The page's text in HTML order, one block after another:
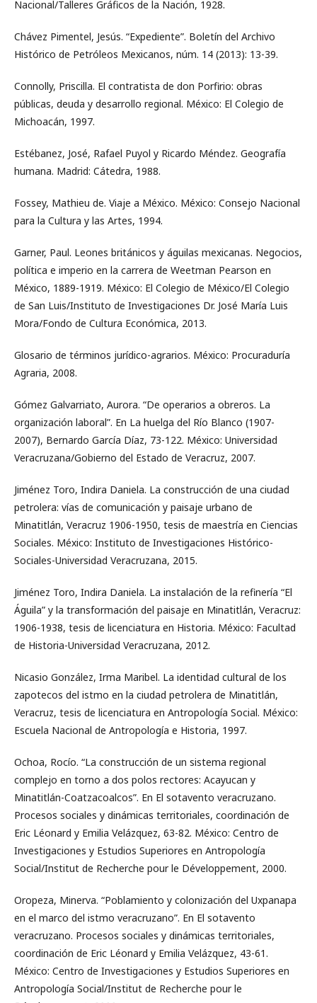
Nacional/Talleres Gráficos de la Nación, 1928.
Chávez Pimentel, Jesús. “Expediente”. Boletín del Archivo
Histórico de Petróleos Mexicanos, núm. 14 (2013): 13-39.
Connolly, Priscilla. El contratista de don Porfirio: obras
públicas, deuda y desarrollo regional. México: El Colegio de
Michoacán, 1997.
Estébanez, José, Rafael Puyol y Ricardo Méndez. Geografía
humana. Madrid: Cátedra, 1988.
Fossey, Mathieu de. Viaje a México. México: Consejo Nacional
para la Cultura y las Artes, 1994.
Garner, Paul. Leones británicos y águilas mexicanas. Negocios,
política e imperio en la carrera de Weetman Pearson en
México, 1889-1919. México: El Colegio de México/El Colegio
de San Luis/Instituto de Investigaciones Dr. José María Luis
Mora/Fondo de Cultura Económica, 2013.
Glosario de términos jurídico-agrarios. México: Procuraduría
Agraria, 2008.
Gómez Galvarriato, Aurora. “De operarios a obreros. La
organización laboral”. En La huelga del Río Blanco (1907-
2007), Bernardo García Díaz, 73-122. México: Universidad
Veracruzana/Gobierno del Estado de Veracruz, 2007.
Jiménez Toro, Indira Daniela. La construcción de una ciudad
petrolera: vías de comunicación y paisaje urbano de
Minatitlán, Veracruz 1906-1950, tesis de maestría en Ciencias
Sociales. México: Instituto de Investigaciones Histórico-
Sociales-Universidad Veracruzana, 2015.
Jiménez Toro, Indira Daniela. La instalación de la refinería “El
Águila” y la transformación del paisaje en Minatitlán, Veracruz:
1906-1938, tesis de licenciatura en Historia. México: Facultad
de Historia-Universidad Veracruzana, 2012.
Nicasio González, Irma Maribel. La identidad cultural de los
zapotecos del istmo en la ciudad petrolera de Minatitlán,
Veracruz, tesis de licenciatura en Antropología Social. México:
Escuela Nacional de Antropología e Historia, 1997.
Ochoa, Rocío. “La construcción de un sistema regional
complejo en torno a dos polos rectores: Acayucan y
Minatitlán-Coatzacoalcos”. En El sotavento veracruzano.
Procesos sociales y dinámicas territoriales, coordinación de
Eric Léonard y Emilia Velázquez, 63-82. México: Centro de
Investigaciones y Estudios Superiores en Antropología
Social/Institut de Recherche pour le Développement, 2000.
Oropeza, Minerva. “Poblamiento y colonización del Uxpanapa
en el marco del istmo veracruzano”. En El sotavento
veracruzano. Procesos sociales y dinámicas territoriales,
coordinación de Eric Léonard y Emilia Velázquez, 43-61.
México: Centro de Investigaciones y Estudios Superiores en
Antropología Social/Institut de Recherche pour le